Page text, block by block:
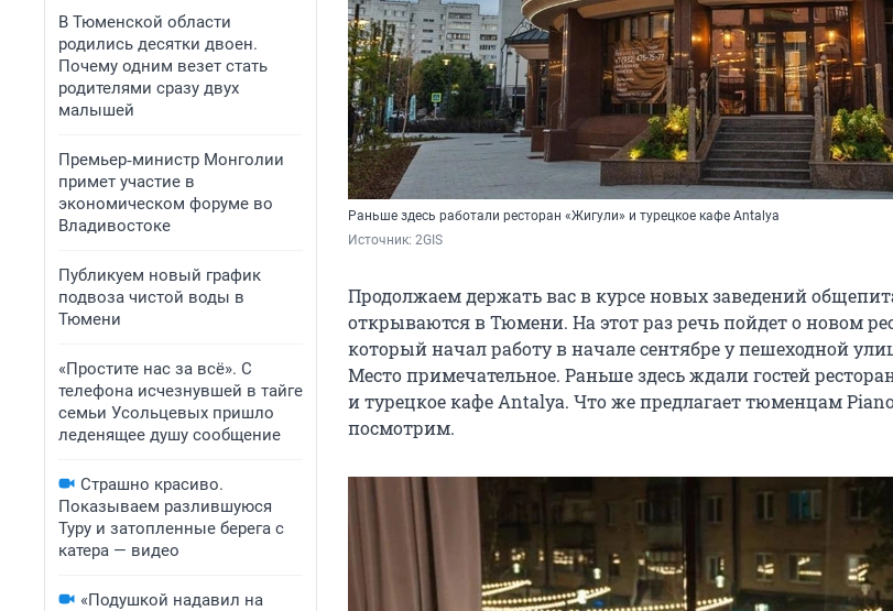
В Тюменской области
родились десятки двоен.
Почему одним везет стать
родителями сразу двух
малышей
Премьер‑министр Монголии
примет участие в
экономическом форуме во
Владивостоке
Публикуем новый график
подвоза чистой воды в
Тюмени
«Простите нас за всё». С
телефона исчезнувшей в тайге
семьи Усольцевых пришло
леденящее душу сообщение
Страшно красиво.
Показываем разлившуюся
Туру и затопленные берега с
катера — видео
«Подушкой надавил на
Раньше здесь работали ресторан «Жигули» и турецкое кафе Antalya
Источник: 2GIS
Продолжаем держать вас в курсе новых заведений
открываются в Тюмени. На этот раз речь пойдет о новом
который начал работу в начале сентябре у пешеходной
Место примечательное. Раньше здесь ждали гостей
и турецкое кафе Antalya. Что же предлагает тюменцам
посмотрим.